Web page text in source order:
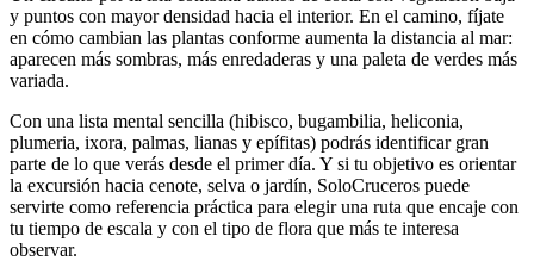
y puntos con mayor densidad hacia el interior. En el camino, fíjate
en cómo cambian las plantas conforme aumenta la distancia al mar:
aparecen más sombras, más enredaderas y una paleta de verdes más
variada.
Con una lista mental sencilla (hibisco, bugambilia, heliconia,
plumeria, ixora, palmas, lianas y epífitas) podrás identificar gran
parte de lo que verás desde el primer día. Y si tu objetivo es orientar
la excursión hacia cenote, selva o jardín, SoloCruceros puede
servirte como referencia práctica para elegir una ruta que encaje con
tu tiempo de escala y con el tipo de flora que más te interesa
observar.